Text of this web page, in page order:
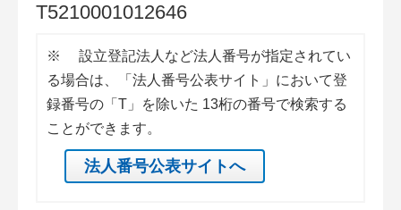
T5210001012646
※
設立登記法人など法人番号が指定されてい
る場合は、「法人番号公表サイト」において登
録番号の「T」を除いた 13桁の番号で検索する
ことができます。
法人番号公表サイトへ